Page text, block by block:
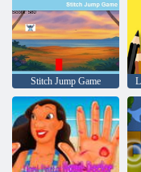
Stitch Jump Game